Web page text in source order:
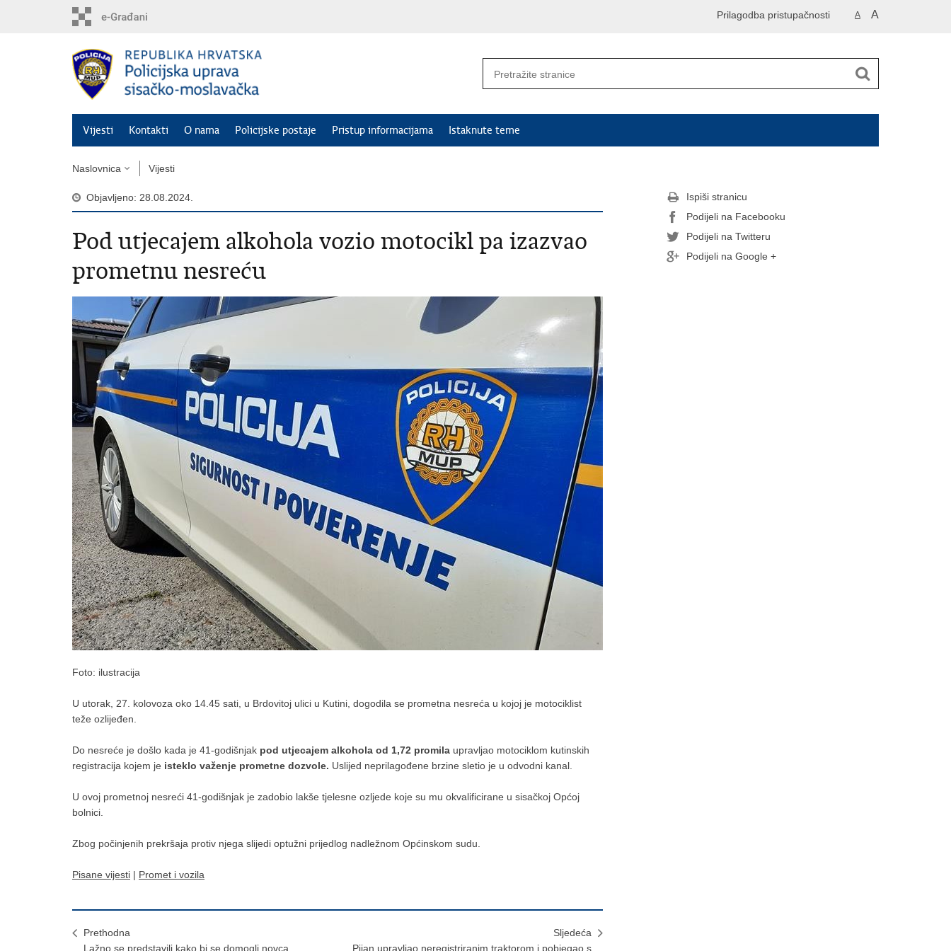
A A
Prilagodba pristupačnosti
Vijesti Kontakti O nama Policijske postaje Pristup informacijama Istaknute teme
Naslovnica Vijesti
Objavljeno: 28.08.2024.
​Pod utjecajem alkohola vozio motocikl pa izazvao
prometnu nesreću
Foto: ilustracija
U utorak, 27. kolovoza oko 14.45 sati, u Brdovitoj ulici u Kutini, dogodila se prometna nesreća u kojoj je motociklist
teže ozlijeđen.
Do nesreće je došlo kada je 41-godišnjak pod utjecajem alkohola od 1,72 promila upravljao motociklom kutinskih
registracija kojem je isteklo važenje prometne dozvole. Uslijed neprilagođene brzine sletio je u odvodni kanal.
U ovoj prometnoj nesreći 41-godišnjak je zadobio lakše tjelesne ozljede koje su mu okvalificirane u sisačkoj Općoj
bolnici.
Zbog počinjenih prekršaja protiv njega slijedi optužni prijedlog nadležnom Općinskom sudu.
Pisane vijesti | Promet i vozila
Prethodna
​Lažno se predstavili kako bi se domogli novca
Sljedeća
​Pijan upravljao neregistriranim traktorom i pobjegao s
Ispiši stranicu
Podijeli na Facebooku
Podijeli na Twitteru
Podijeli na Google +